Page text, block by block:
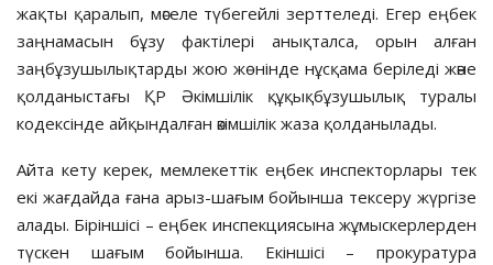
жақты қаралып, мәселе түбегейлі зерттеледі. Егер еңбек
заңнамасын бұзу фактілері анықталса, орын алған
заңбұзушылықтарды жою жөнінде нұсқама беріледі және
қолданыстағы ҚР Әкімшілік құқықбұзушылық туралы
кодексінде айқындалған әкімшілік жаза қолданылады.
Айта кету керек, мемлекеттік еңбек инспекторлары тек
екі жағдайда ғана арыз-шағым бойынша тексеру жүргізе
алады. Біріншісі – еңбек инспекциясына жұмыскерлерден
түскен шағым бойынша. Екіншісі – прокуратура